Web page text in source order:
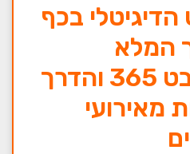
בכף
המלא
לפלטפורמת בט 365 והדרך
מאירועי